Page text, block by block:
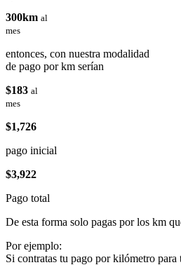
300km al
mes
entonces, con nuestra modalidad
de pago por km serían
$183 al
mes
$1,726
pago inicial
$3,922
Pago total
De esta forma solo pagas por los km
Por ejemplo:
Si contratas tu pago por kilómetro para